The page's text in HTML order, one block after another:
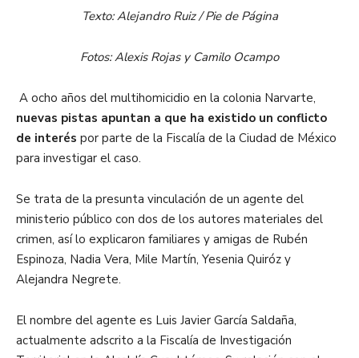
Texto: Alejandro Ruiz / Pie de Página
Fotos: Alexis Rojas y Camilo Ocampo
A ocho años del multihomicidio en la colonia Narvarte,
nuevas pistas apuntan a que ha existido un conflicto
de interés por parte de la Fiscalía de la Ciudad de México
para investigar el caso.
Se trata de la presunta vinculación de un agente del
ministerio público con dos de los autores materiales del
crimen, así lo explicaron familiares y amigas de Rubén
Espinoza, Nadia Vera, Mile Martín, Yesenia Quiróz y
Alejandra Negrete.
El nombre del agente es Luis Javier García Saldaña,
actualmente adscrito a la Fiscalía de Investigación